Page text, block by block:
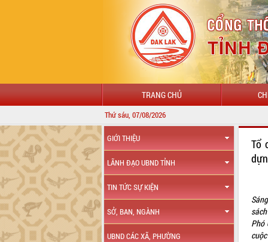
TRANG CHỦ
Thứ sáu, 07/08/2026
GIỚI THIỆU
LÃNH ĐẠO UBND TỈNH
TIN TỨC SỰ KIỆN
SỞ, BAN, NGÀNH
UBND CÁC XÃ, PHƯỜNG
Tổ
Phó